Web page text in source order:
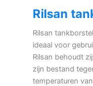
Rilsan
Rilsan
ideaal voor
Rilsan behoudt
zijn bestand
temperaturen